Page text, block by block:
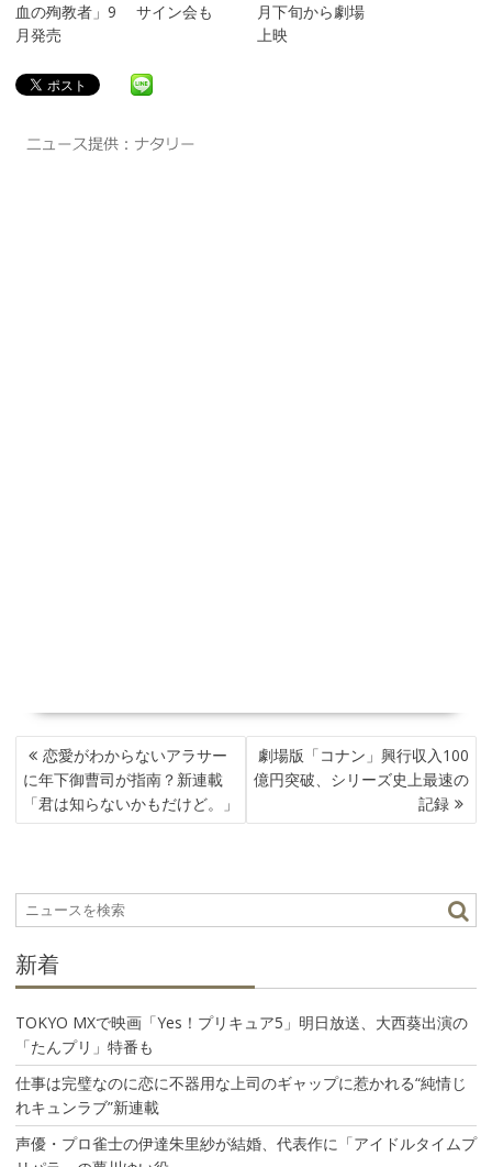
血の殉教者」9
月発売
サイン会も
月下旬から劇場
上映
投
稿
ナ
ビ
シ
ョ
恋愛がわからないアラサー
に年下御曹司が指南？新連載
「君は知らないかもだけど。」
劇場版「コナン」興行収入100
億円突破、シリーズ史上最速の
記録
新着
TOKYO MXで映画「Yes！プリキュア5」明日放送、大西葵出演の
「たんプリ」特番も
仕事は完璧なのに恋に不器用な上司のギャップに惹かれる“純情じ
れキュンラブ”新連載
声優・プロ雀士の伊達朱里紗が結婚、代表作に「アイドルタイムプ